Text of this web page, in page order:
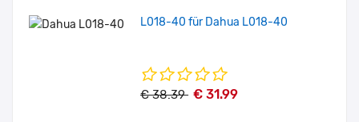
L018-40 für Dahua L018-40
€ 38.39 € 31.99